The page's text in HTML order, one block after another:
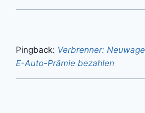
Pingback: Verbrenner:
E-Auto-Prämie bezahlen